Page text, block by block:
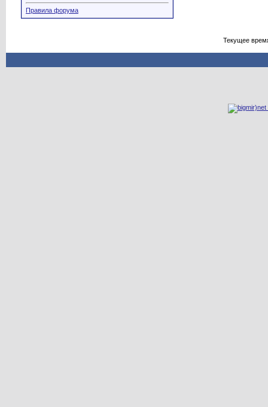
Правила форума
Текущее